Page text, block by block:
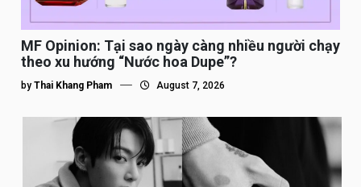
MF Opinion: Tại sao ngày càng nhiều người chạy
theo xu hướng “Nước hoa Dupe”?
by Thai Khang Pham August 7, 2026